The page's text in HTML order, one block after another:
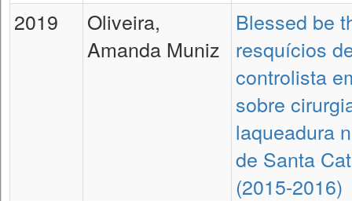
2019
Oliveira,
Amanda Muniz
Blessed be
resquícios
controlista
sobre
laqueadura
de Santa
(2015-2016)